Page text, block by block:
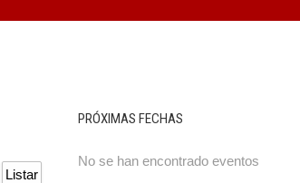
Listar
PRÓXIMAS FECHAS
No se han encontrado eventos